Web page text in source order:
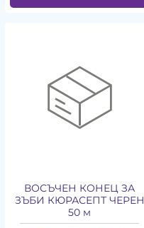
ВОСЪЧЕН КОНЕЦ ЗА
ЗЪБИ КЮРАСЕПТ ЧЕРЕН
50 м